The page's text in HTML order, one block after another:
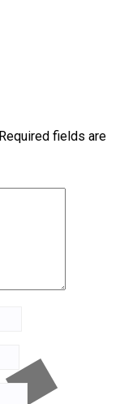
Required fields are